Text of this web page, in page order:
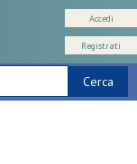
Cerca
Accedi
Registrati